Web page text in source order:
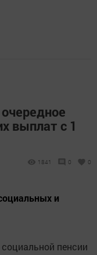
выплат с 1
1841 0 0
и
пенсии